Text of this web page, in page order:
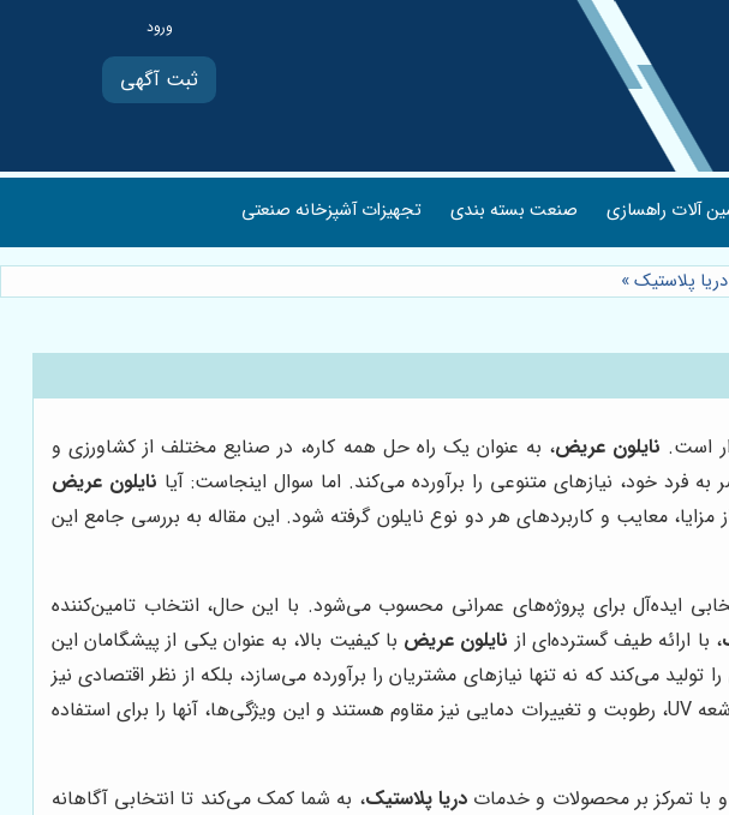
ثبت آگهی
آلات راهسازی صنعت بسته بندی تجهیزات آشپزخانه صنعتی
پلاستیک»
است. نایلون عریض، به عنوان یک راه حل همه کاره، در صنایع مختلف از کشاورزی و
فرد خود، نیازهای متنوعی را برآورده می‌کند. اما سوال اینجاست: آیا نایلون عریض
معایب و کاربردهای هر دو نوع نایلون گرفته شود. این مقاله به بررسی جامع این
ایده‌آل برای پروژه‌های عمرانی محسوب می‌شود. با این حال، انتخاب تامین‌کننده
، با ارائه طیف گسترده‌ای از نایلون عریض با کیفیت بالا، به عنوان یکی از پیشگامان این
می‌کند که نه تنها نیازهای مشتریان را برآورده می‌سازد، بلکه از نظر اقتصادی نیز
، علاوه بر استحکام و دوام بالا، در برابر اشعه UV، رطوبت و تغییرات دمایی نیز مقاوم هستند و این ویژگی‌ها، آنها را برای استفاده
و با تمرکز بر محصولات و خدماتدریا پلاستیک، به شما کمک می‌کند تا انتخابی آگاهانه